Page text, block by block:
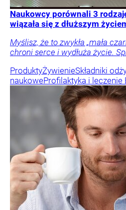
Naukowcy porównali 3
wiązała się z dłuższym
Myślisz, że to zwykła „mała
chroni serce i wydłuża życie.
ProduktyŻywienieSkładniki
naukoweProfilaktyka i leczenie